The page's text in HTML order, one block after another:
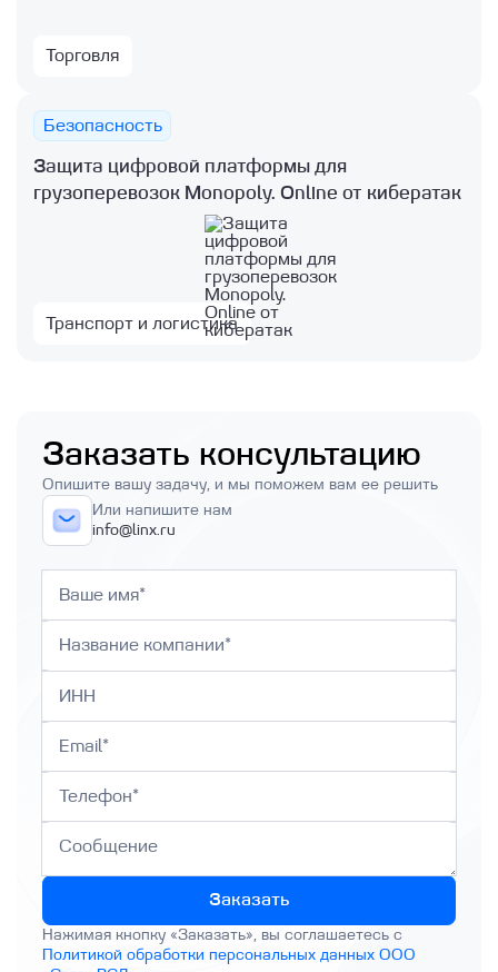
Торговля
Безопасность
Защита цифровой платформы для
грузоперевозок Monopoly. Online от кибератак
Транспорт и логистика
Заказать консультацию
Опишите вашу задачу, и мы поможем вам ее решить
Или напишите нам
info@linx.ru
Заказать
Нажимая кнопку «Заказать», вы соглашаетесь с
Политикой обработки персональных данных ООО